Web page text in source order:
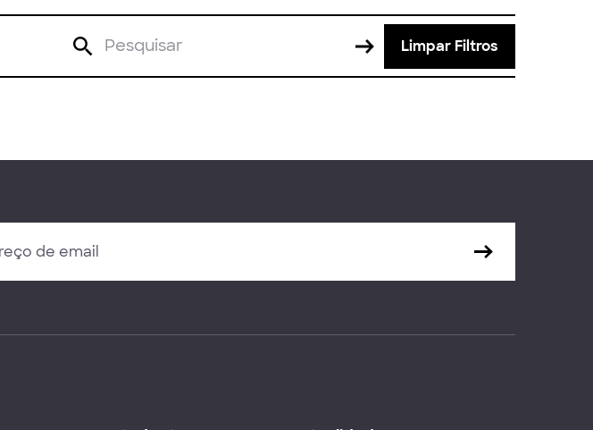
Limpar Filtros